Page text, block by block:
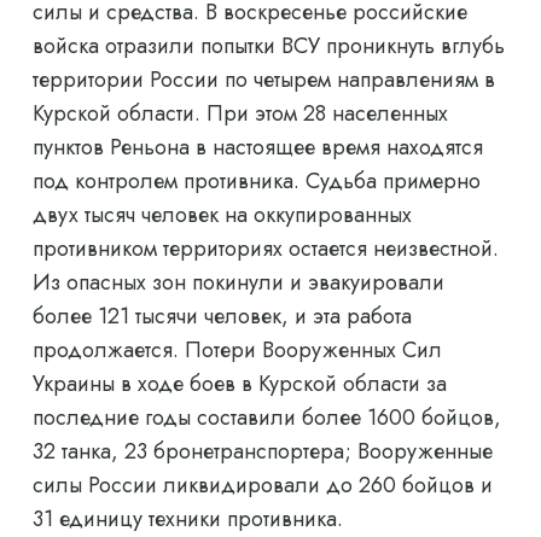
силы и средства. В воскресенье российские
войска отразили попытки ВСУ проникнуть вглубь
территории России по четырем направлениям в
Курской области. При этом 28 населенных
пунктов Реньона в настоящее время находятся
под контролем противника. Судьба примерно
двух тысяч человек на оккупированных
противником территориях остается неизвестной.
Из опасных зон покинули и эвакуировали
более 121 тысячи человек, и эта работа
продолжается. Потери Вооруженных Сил
Украины в ходе боев в Курской области за
последние годы составили более 1600 бойцов,
32 танка, 23 бронетранспортера; Вооруженные
силы России ликвидировали до 260 бойцов и
31 единицу техники противника.